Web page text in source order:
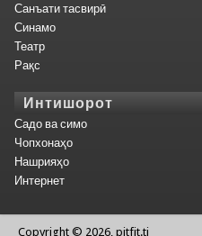
Санъати тасвирӣ
Синамо
Театр
Рақс
Интишорот
Садо ва симо
Чопхонаҳо
Нашрияҳо
Интернет
Copyright © 2026, pitfit.tj